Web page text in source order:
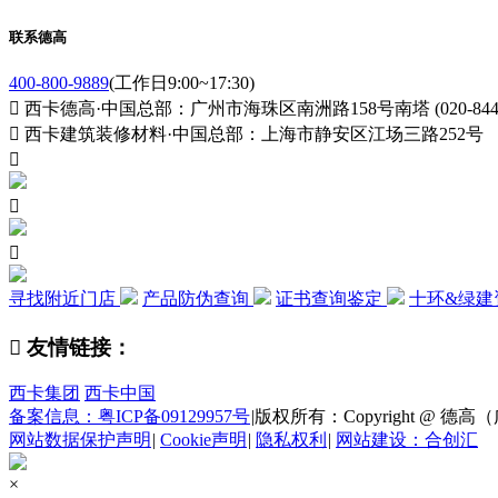
联系德高
400-800-9889(工作日9:00~17:30)
 西卡德高·中国总部：广州市海珠区南洲路158号南塔 (020-
 西卡建筑装修材料·中国总部：上海市静安区江场三路252号



寻找附近门店 产品防伪查询 证书查询鉴定 十环&绿
 友情链接：
西卡集团 西卡中国
备案信息：粤ICP备09129957号|版权所有：Copyright @ 德高
网站数据保护声明 | Cookie声明 | 隐私权利 | 网站建设：合创汇
×